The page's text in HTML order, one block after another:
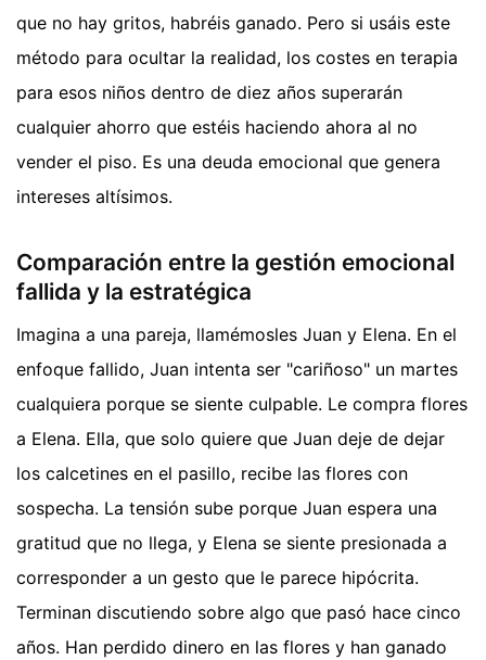
que no hay gritos, habréis ganado. Pero si usáis este
método para ocultar la realidad, los costes en terapia
para esos niños dentro de diez años superarán
cualquier ahorro que estéis haciendo ahora al no
vender el piso. Es una deuda emocional que genera
intereses altísimos.
Comparación entre la gestión emocional
fallida y la estratégica
Imagina a una pareja, llamémosles Juan y Elena. En el
enfoque fallido, Juan intenta ser "cariñoso" un martes
cualquiera porque se siente culpable. Le compra flores
a Elena. Ella, que solo quiere que Juan deje de dejar
los calcetines en el pasillo, recibe las flores con
sospecha. La tensión sube porque Juan espera una
gratitud que no llega, y Elena se siente presionada a
corresponder a un gesto que le parece hipócrita.
Terminan discutiendo sobre algo que pasó hace cinco
años. Han perdido dinero en las flores y han ganado